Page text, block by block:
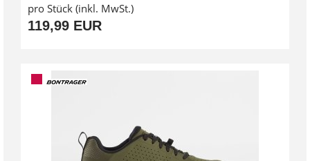
pro Stück (inkl. MwSt.)
119,99 EUR